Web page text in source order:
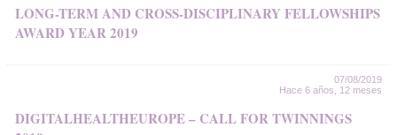
LONG-TERM AND CROSS-DISCIPLINARY FELLOWSHIPS
AWARD YEAR 2019
07/08/2019
Hace 6 años, 12 meses
DIGITALHEALTHEUROPE – CALL FOR TWINNINGS